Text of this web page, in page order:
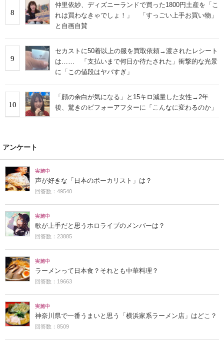
8
仲里依紗、ディズニーランドで買った1800円土産を「こ
れは買わなきゃでしょ！」 「すっごい上手お買い物」
と自画自賛
9
セカストに50着以上の服を買取依頼→渡されたレシート
は…… 「支払いまで何日か待たされた」衝撃的な光景
に「この値段はヤバすぎ」
10
「顔の余白が気になる」と15キロ減量した女性→2年
後、驚きのビフォーアフターに「こんなに変わるのか」
アンケート
実施中
声が好きな「日本のボーカリスト」は？
回答数：49540
実施中
歌が上手だと思うホロライブのメンバーは？
回答数：23885
実施中
ラーメンって日本食？それとも中華料理？
回答数：19663
実施中
神奈川県で一番うまいと思う「横浜家系ラーメン店」はどこ？
回答数：8509